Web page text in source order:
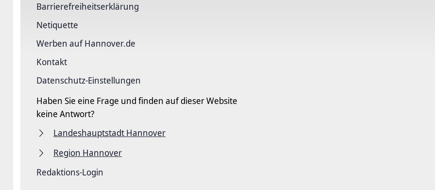
Barriere­freiheits­erklärung
Netiquette
Werben auf Hannover.de
Kontakt
Datenschutz-Einstellungen
Haben Sie eine Frage und finden auf dieser Website
keine Antwort?
Landeshauptstadt Hannover
Region Hannover
Redaktions-Login